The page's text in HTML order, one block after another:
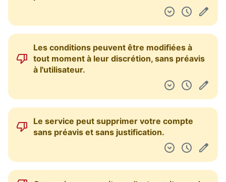
Les conditions peuvent être modifiées à
tout moment à leur discrétion, sans préavis
à l'utilisateur.
Le service peut supprimer votre compte
sans préavis et sans justification.